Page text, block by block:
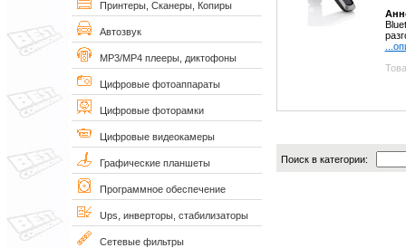
Принтеры, Сканеры, Копиры
Автозвук
MP3/MP4 плееры, диктофоны
Цифровые фотоаппараты
Цифровые фоторамки
Цифровые видеокамеры
Графические планшеты
Программное обеспечение
Ups, инверторы, стабилизаторы
Сетевые фильтры
Поиск в категории: